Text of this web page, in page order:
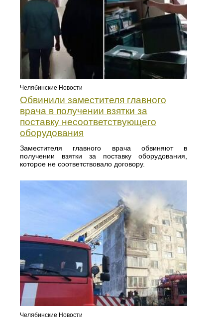
Челябинские Новости
Обвинили заместителя главного
врача в получении взятки за
поставку несоответствующего
оборудования
Заместителя главного врача обвиняют в
получении взятки за поставку оборудования,
которое не соответствовало договору.
Челябинские Новости